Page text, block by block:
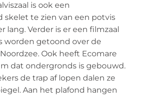
is ook een
skelet te zien van een potvis
lang. Verder is er een filmzaal
worden getoond over de
Ook heeft Ecomare
dat ondergronds is gebouwd.
de trap af lopen dalen ze
Aan het plafond hangen